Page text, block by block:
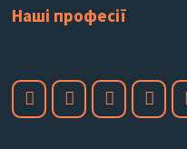
Наші професії